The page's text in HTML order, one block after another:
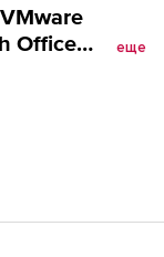
Office
еще